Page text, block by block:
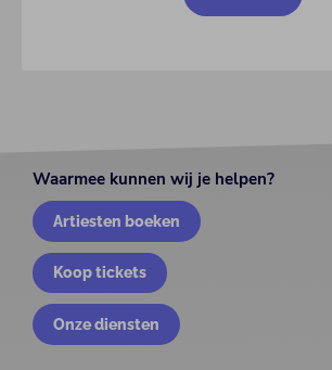
Waarmee kunnen wij je helpen?
Artiesten boeken
Koop tickets
Onze diensten